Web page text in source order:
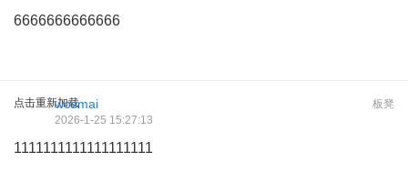
6666666666666
点击重新加载 板凳
wosmai
2026-1-25 15:27:13
1111111111111111111